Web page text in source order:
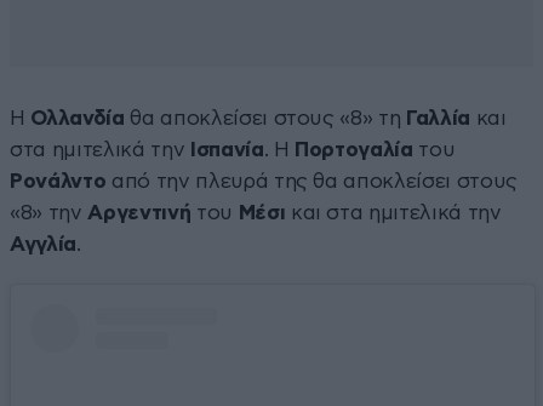
Η Ολλανδία θα αποκλείσει στους «8» τη Γαλλία και
στα ημιτελικά την
Ισπανία. Η Πορτογαλία του
Ρονάλντο από την πλευρά της θα αποκλείσει στους
«8» την Αργεντινή του Μέσι και στα ημιτελικά την
Αγγλία.